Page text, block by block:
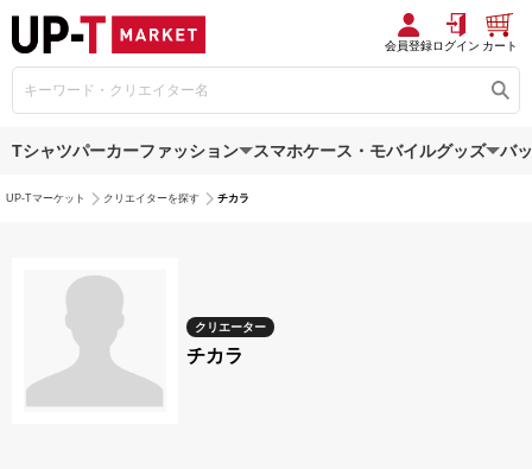
会員登録ログイン カート
Tシャツパーカーファッション スマホケース・モバイルグッズ バ
UP-Tマーケット クリエイターを探す チカラ
クリエーター
チカラ